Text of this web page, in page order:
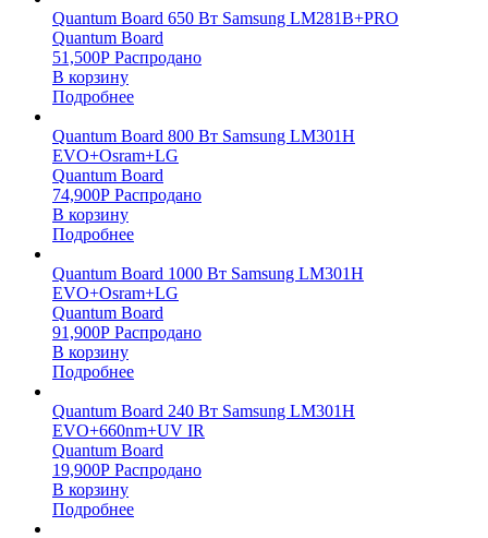
Quantum Board 650 Вт Samsung LM281B+PRO
Quantum Board
51,500Р Распродано
В корзину
Подробнее
Quantum Board 800 Вт Samsung LM301H
EVO+Osram+LG
Quantum Board
74,900Р Распродано
В корзину
Подробнее
Quantum Board 1000 Вт Samsung LM301H
EVO+Osram+LG
Quantum Board
91,900Р Распродано
В корзину
Подробнее
Quantum Board 240 Вт Samsung LM301H
EVO+660nm+UV IR
Quantum Board
19,900Р Распродано
В корзину
Подробнее